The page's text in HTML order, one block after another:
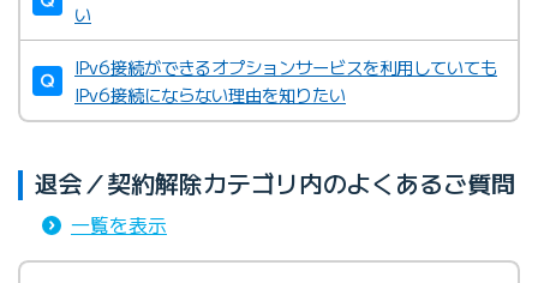
い
IPv6接続ができるオプションサービスを利用していても
IPv6接続にならない理由を知りたい
退会／契約解除カテゴリ内のよくあるご質問
一覧を表示